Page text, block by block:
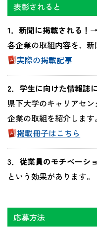
表彰されると
1．新聞に掲載される！
各企業の取組内容を、新
実際の掲載記事
2．学生に向けた情報誌
県下大学のキャリアセ
企業の取組を紹介します。
掲載冊子はこちら
3．従業員のモチベーシ
という効果があります。
応募方法